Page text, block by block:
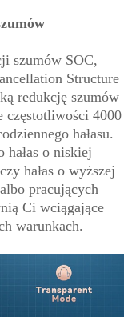
szumów SOC,
Structure
redukcję szumów
częstotliwości 4000
hałasu.
hałas o niskiej
hałas o wyższej
pracujących
Ci wciągające
warunkach.